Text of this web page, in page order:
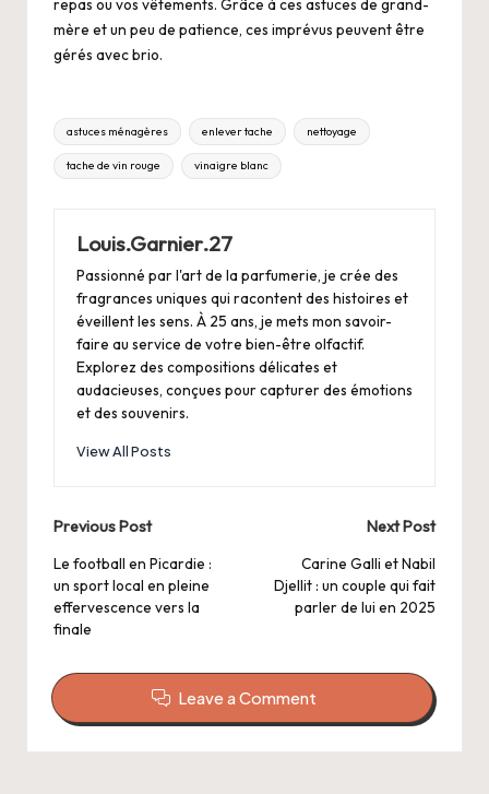
repas ou vos vêtements. Grâce à ces astuces de grand-
mère et un peu de patience, ces imprévus peuvent être
gérés avec brio.
Tags:
astuces ménagères enlever tache nettoyage
tache de vin rouge vinaigre blanc
Louis.Garnier.27
Passionné par l'art de la parfumerie, je crée des
fragrances uniques qui racontent des histoires et
éveillent les sens. À 25 ans, je mets mon savoir-
faire au service de votre bien-être olfactif.
Explorez des compositions délicates et
audacieuses, conçues pour capturer des émotions
et des souvenirs.
View All Posts
Post
navigation
Previous Post
Le football en Picardie :
un sport local en pleine
effervescence vers la
finale
Next Post
Carine Galli et Nabil
Djellit : un couple qui fait
parler de lui en 2025
Leave a Comment